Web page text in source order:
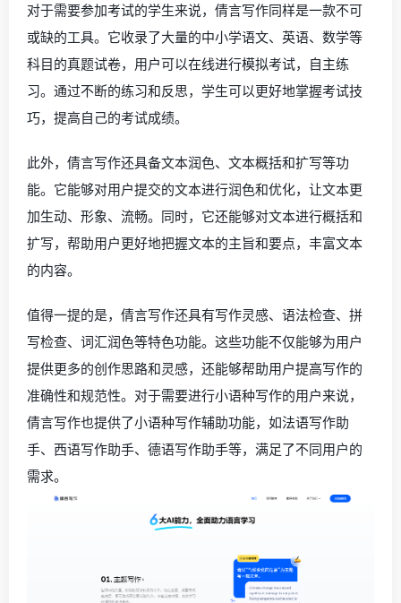
对于需要参加考试的学生来说，倩言写作同样是一款不可
或缺的工具。它收录了大量的中小学语文、英语、数学等
科目的真题试卷，用户可以在线进行模拟考试，自主练
习。通过不断的练习和反思，学生可以更好地掌握考试技
巧，提高自己的考试成绩。
此外，倩言写作还具备文本润色、文本概括和扩写等功
能。它能够对用户提交的文本进行润色和优化，让文本更
加生动、形象、流畅。同时，它还能够对文本进行概括和
扩写，帮助用户更好地把握文本的主旨和要点，丰富文本
的内容。
值得一提的是，倩言写作还具有写作灵感、语法检查、拼
写检查、词汇润色等特色功能。这些功能不仅能够为用户
提供更多的创作思路和灵感，还能够帮助用户提高写作的
准确性和规范性。对于需要进行小语种写作的用户来说，
倩言写作也提供了小语种写作辅助功能，如法语写作助
手、西语写作助手、德语写作助手等，满足了不同用户的
需求。